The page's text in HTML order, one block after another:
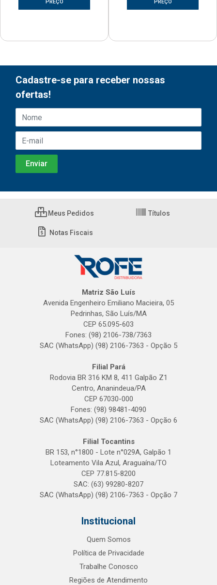
PREÇO PREÇO
Cadastre-se para receber nossas
ofertas!
Meus Pedidos Títulos
Notas Fiscais
Matriz São Luís
Avenida Engenheiro Emiliano Macieira, 05
Pedrinhas, São Luís/MA
CEP 65.095-603
Fones: (98) 2106-738/7363
SAC (WhatsApp) (98) 2106-7363 - Opção 5
Filial Pará
Rodovia BR 316 KM 8, 411 Galpão Z1
Centro, Ananindeua/PA
CEP 67030-000
Fones: (98) 98481-4090
SAC (WhatsApp) (98) 2106-7363 - Opção 6
Filial Tocantins
BR 153, n°1800 - Lote n°029A, Galpão 1
Loteamento Vila Azul, Araguaína/TO
CEP 77.815-8200
SAC: (63) 99280-8207
SAC (WhatsApp) (98) 2106-7363 - Opção 7
Institucional
Quem Somos
Política de Privacidade
Trabalhe Conosco
Regiões de Atendimento